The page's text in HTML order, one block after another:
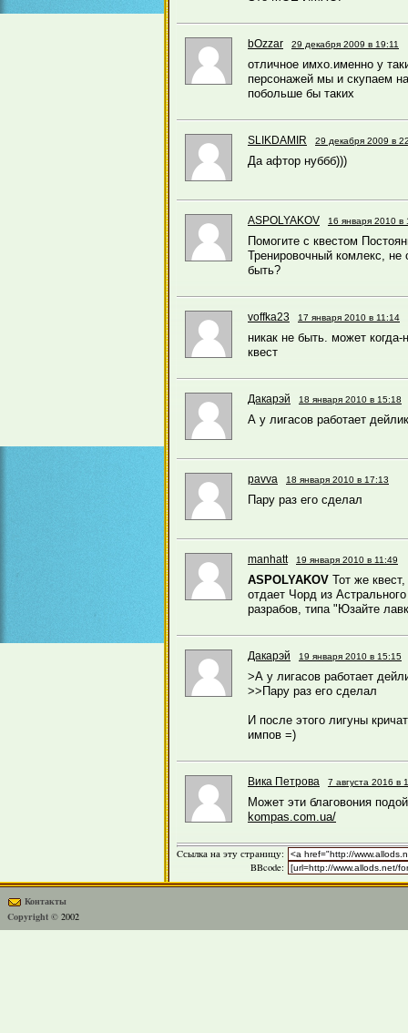
bOzzar 29 декабря 2009 в 19:11
отличное имхо.именно у
персонажей мы и скупаем
побольше бы таких
SLIKDAMIR 29 декабря 2009 в
Да афтор нуббб)))
ASPOLYAKOV 16 января 2010 в
Помогите с квестом
Тренировочный комлекс, не
быть?
voffka23 17 января 2010 в 11:14
никак не быть. может когда-
квест
Дакарэй 18 января 2010 в 15:18
А у лигасов работает
pavva 18 января 2010 в 17:13
Пару раз его сделал
manhatt 19 января 2010 в 11:49
ASPOLYAKOV Тот же
отдает Чорд из
разрабов, типа "Юзайте
Дакарэй 19 января 2010 в 15:15
>А у лигасов работает
>>Пару раз его сделал
И после этого лигуны
импов =)
Вика Петрова 7 августа 2016 в
Может эти благовония
kompas.com.ua/
Cсылка на эту страницу:
BBcode:
Контакты
Copyright © 2002